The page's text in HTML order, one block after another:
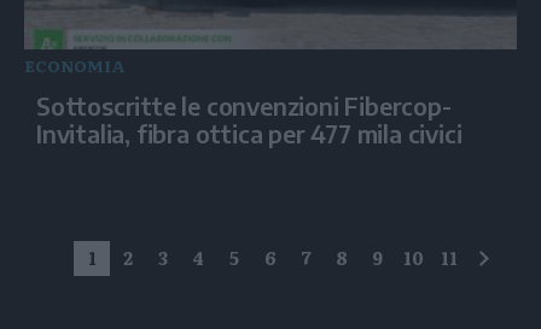
ECONOMIA
Sottoscritte le convenzioni Fibercop-
Invitalia, fibra ottica per 477 mila civici
1 2 3 4 5 6 7 8 9 10 11